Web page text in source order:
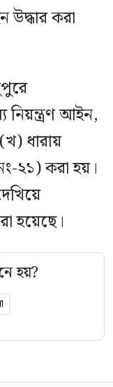
উদ্ধার করা
আইন,
ধারায়
২১) করা হয়।
হয়েছে।
হয়?